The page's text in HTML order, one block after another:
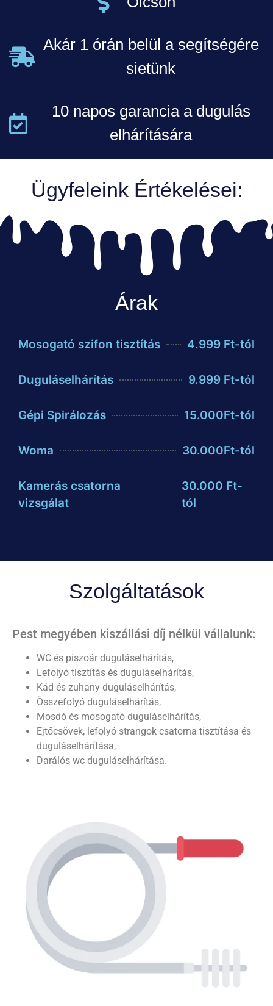
Akár 1 órán belül a segítségére
sietünk
10 napos garancia a dugulás
elhárítására
Ügyfeleink Értékelései:
Árak
Mosogató szifon tisztítás 4.999 Ft-tól
Duguláselhárítás 9.999 Ft-tól
Gépi Spirálozás 15.000Ft-tól
Woma 30.000Ft-tól
Kamerás csatorna
vizsgálat
30.000 Ft-
tól
Szolgáltatások
Pest megyében kiszállási díj nélkül vállalunk:
WC és piszoár duguláselhárítás,
Lefolyó tisztítás és duguláselhárítás,
Kád és zuhany duguláselhárítás,
Összefolyó duguláselhárítás,
Mosdó és mosogató duguláselhárítás,
Ejtőcsövek, lefolyó strangok csatorna tisztítása és
duguláselhárítása,
Darálós wc duguláselhárítása.